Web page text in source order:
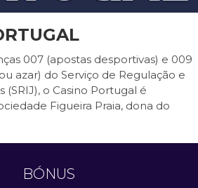
007 (apostas desportivas) e 009
azar) do Serviço de Regulação e
(SRIJ), o Casino Portugal é
Figueira Praia, dona do
BÓNUS